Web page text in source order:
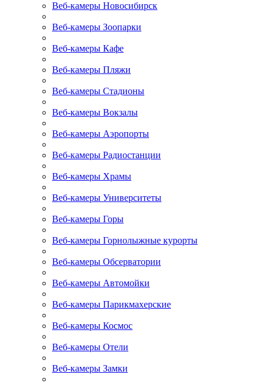
Веб-камеры Новосибирск
Веб-камеры Зоопарки
Веб-камеры Кафе
Веб-камеры Пляжи
Веб-камеры Стадионы
Веб-камеры Вокзалы
Веб-камеры Аэропорты
Веб-камеры Радиостанции
Веб-камеры Храмы
Веб-камеры Университеты
Веб-камеры Горы
Веб-камеры Горнолыжные курорты
Веб-камеры Обсерватории
Веб-камеры Автомойки
Веб-камеры Парикмахерские
Веб-камеры Космос
Веб-камеры Отели
Веб-камеры Замки